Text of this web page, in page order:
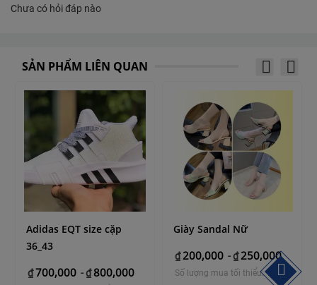
Chưa có hỏi đáp nào
SẢN PHẨM LIÊN QUAN
Adidas EQT size cặp
36_43
₫700,000 -₫ 800,000
Giày Sandal Nữ
₫200,000 -₫250,000
Số lượng mua tối thiểu: 1